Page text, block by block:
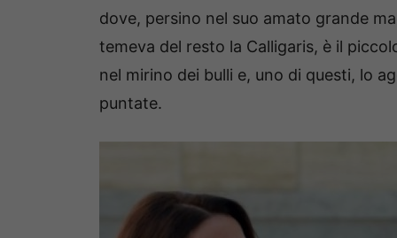
dove, persino nel suo amato grande
temeva del resto la Calligaris, è il
nel mirino dei bulli e, uno di questi, lo
puntate.